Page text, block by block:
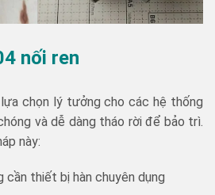
nối ren
chọn lý tưởng cho các hệ thống
và dễ dàng tháo rời để bảo trì.
này:
cần thiết bị hàn chuyên dụng